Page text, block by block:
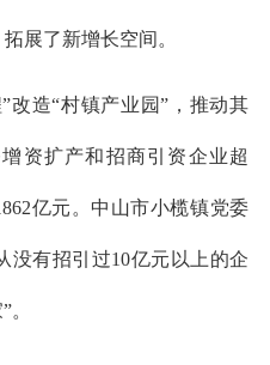
展了新增长空间。
改造“村镇产业园”，推动其
资扩产和招商引资企业超
亿元。中山市小榄镇党委
没有招引过10亿元以上的企